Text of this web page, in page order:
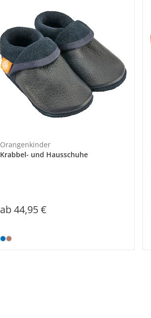
Orangenkinder
Krabbel- und Hausschuhe
ab 44,95 €